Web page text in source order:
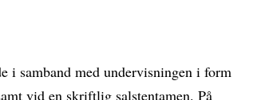
i samband med undervisningen i form
vid en skriftlig salstentamen. På